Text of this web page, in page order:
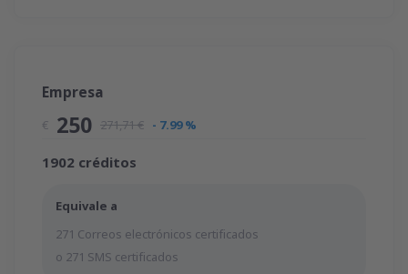
Empresa
€ 250 271,71 € - 7.99 %
1902 créditos
Equivale a
271 Correos electrónicos certificados
o 271 SMS certificados